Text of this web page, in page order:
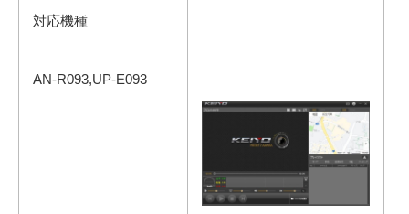
対応機種
AN-R093,UP-E093